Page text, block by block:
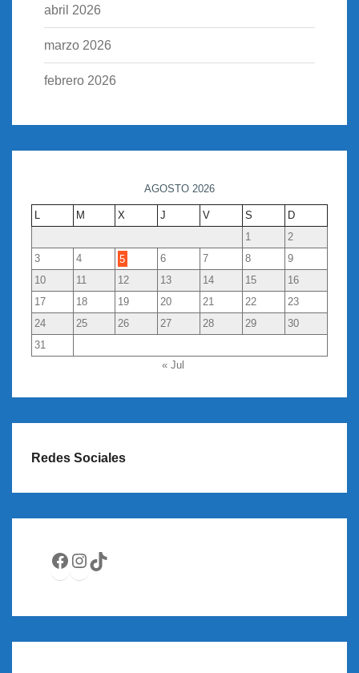
abril 2026
marzo 2026
febrero 2026
AGOSTO 2026
L M X J V S
D
1
2
3
4 5 6 7 8
9
10
11 12 13 14 15
16
17
18 19 20 21 22
23
24
25 26 27 28 29
30
31
« Jul
Redes Sociales
Facebook
Instagram
TikTok